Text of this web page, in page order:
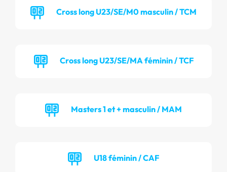
Cross long U23/SE/M0 masculin / TCM
Cross long U23/SE/MA féminin / TCF
Masters 1 et + masculin / MAM
U18 féminin / CAF